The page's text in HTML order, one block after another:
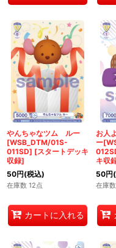
やんちゃなツム ルー
[WSB_DTM/01S-
011SD] [スタートデッキ
収録]
50円(税込)
在庫数 12点
カートに入れる
お人
ー
キ収
50円
在庫